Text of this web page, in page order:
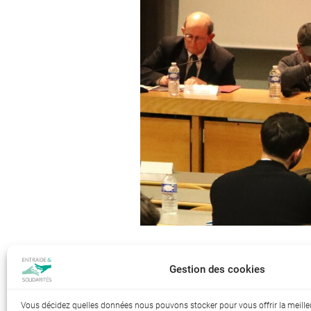
Gestion des cookies
Vous décidez quelles données nous pouvons stocker pour vous offrir la
Index de l’égalité professionnelle